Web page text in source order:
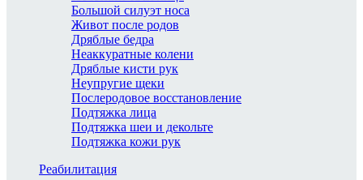
Большой силуэт носа
Живот после родов
Дряблые бедра
Неаккуратные колени
Дряблые кисти рук
Неупругие щеки
Послеродовое восстановление
Подтяжка лица
Подтяжка шеи и декольте
Подтяжка кожи рук
Реабилитация